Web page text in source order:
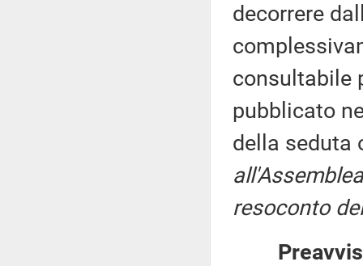
decorrere
consultabile
pubblicato
della seduta
resoconto